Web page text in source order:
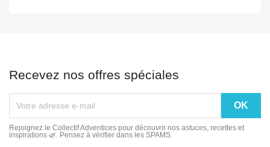
Recevez nos offres spéciales
Rejoignez le Collectif Adventices pour découvrir nos astuces, recettes et
inspirations 🌿. Pensez à vérifier dans les SPAMS.